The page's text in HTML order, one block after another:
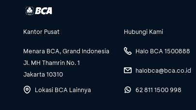
Kantor Pusat
Menara BCA, Grand Indonesia
Jl. MH Thamrin No. 1
Jakarta 10310
Lokasi BCA Lainnya
Hubungi Kami
Halo BCA 1500888
halobca@bca.co.id
62 811 1500 998